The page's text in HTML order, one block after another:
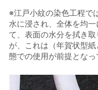
※江戸小紋の染色工程で
水に浸され、全体を均
て、表面の水分を拭き
が、これは（年賀状型
態での使用が前提となっ